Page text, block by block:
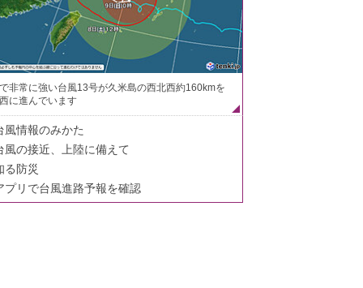
非常に強い台風13号が久米島の西北西約160kmを
に進んでいます
風情報のみかた
風の接近、上陸に備えて
る防災
プリで台風進路予報を確認